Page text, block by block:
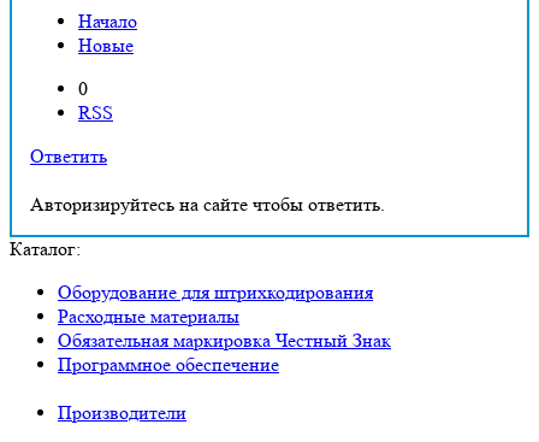
Начало
Новые
0
RSS
Ответить
Авторизируйтесь на сайте чтобы ответить.
Каталог:
Оборудование для штрихкодирования
Расходные материалы
Обязательная маркировка Честный Знак
Программное обеспечение
Производители